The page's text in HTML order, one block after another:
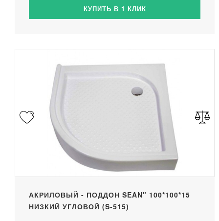
КУПИТЬ В 1 КЛИК
АКРИЛОВЫЙ - ПОДДОН SEAN" 100*100*15
НИЗКИЙ УГЛОВОЙ (S-515)